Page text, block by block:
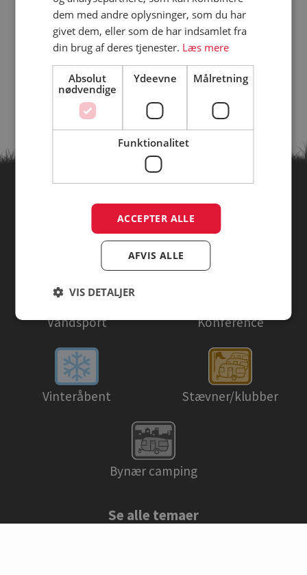
Find campingpladser ud fra
temaer
Vandsport Konference
Vinteråbent Stævner/klubber
Bynær camping
Se alle temaer
dem med andre oplysninger, som du har
givet dem, eller som de har indsamlet fra
din brug af deres tjenester. Læs mere
Absolut
nødvendige
Ydeevne Målretning
Funktionalitet
ACCEPTER ALLE
AFVIS ALLE
VIS DETALJER